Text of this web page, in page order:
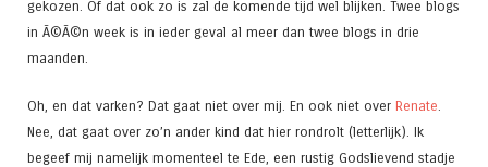
gekozen. Of dat ook zo is zal de komende tijd wel blijken. Twee blogs
in Ã©Ã©n week is in ieder geval al meer dan twee blogs in drie
maanden.
Oh, en dat varken? Dat gaat niet over mij. En ook niet over Renate
Nee, dat gaat over zo’n ander kind dat hier rondrolt (letterlijk). Ik
begeef mij namelijk momenteel te Ede, een rustig Godslievend stadje